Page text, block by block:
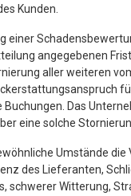
Kunden.
einer
angegebenen
aller weiteren
Das
eine solche
Umstände
des Lieferanten,
schwerer Witterung,